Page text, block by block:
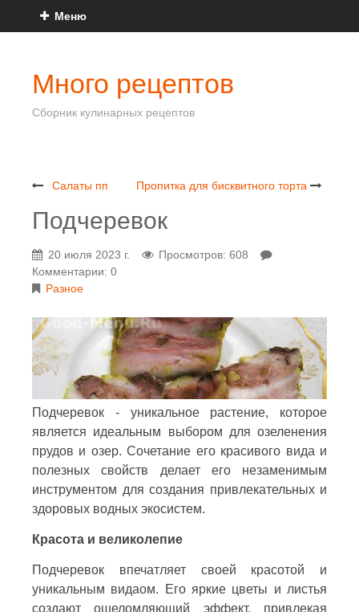
Меню
Много рецептов
Сборник кулинарных рецептов
Салаты пп Пропитка для бисквитного торта
Подчеревок
20 июля 2023 г.
Просмотров: 608
Комментарии: 0
Разное
Подчеревок - уникальное растение, которое
является идеальным выбором для озеленения
прудов и озер. Сочетание его красивого вида и
полезных свойств делает его незаменимым
инструментом для создания привлекательных и
здоровых водных экосистем.
Красота и великолепие
Подчеревок впечатляет своей красотой и
уникальным видаом. Его яркие цветы и листья
создают ошеломляющий эффект, привлекая